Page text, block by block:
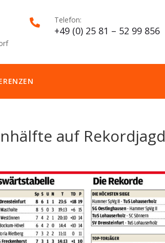
 Telefon:
+49 (0) 25 81 – 52 99 856
auf Rekordjagd